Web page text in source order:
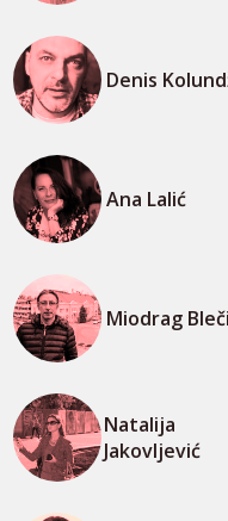
Denis
Ana Lalić
Miodrag
Natalija
Jakovljević